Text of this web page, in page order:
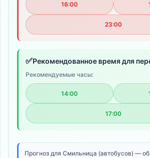
16:00
23:00
✅Рекомендованное время для
Рекомендуемые часы:
14:00
17:00
Прогноз для Смильница (автобусов) —